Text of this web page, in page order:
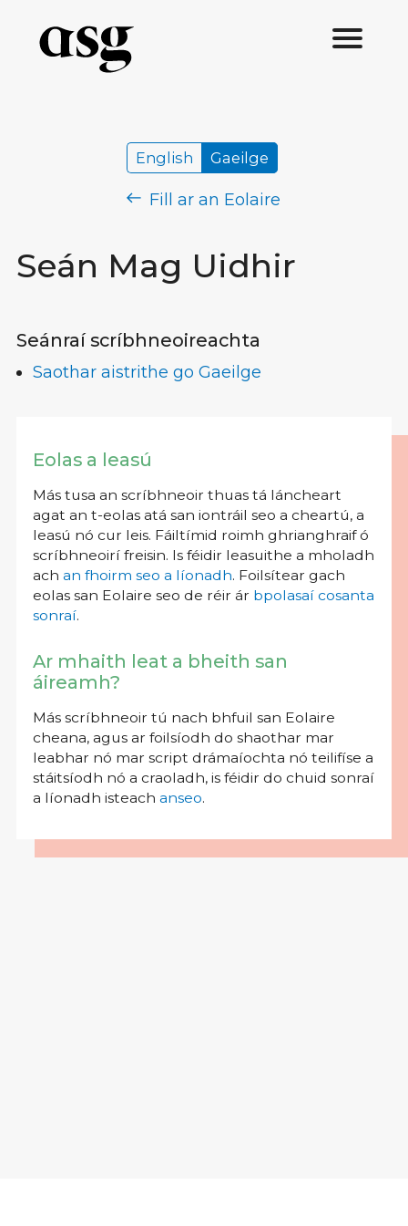
Seán Mag Uidhir
English Gaeilge
Fill ar an Eolaire
Seánraí scríbhneoireachta
Saothar aistrithe go Gaeilge
Eolas a leasú
Más tusa an scríbhneoir thuas tá láncheart
agat an t-eolas atá san iontráil seo a cheartú, a
leasú nó cur leis. Fáiltímid roimh ghrianghraif ó
scríbhneoirí freisin. Is féidir leasuithe a mholadh
ach an fhoirm seo a líonadh. Foilsítear gach
eolas san Eolaire seo de réir ár bpolasaí cosanta
sonraí.
Ar mhaith leat a bheith san
áireamh?
Más scríbhneoir tú nach bhfuil san Eolaire
cheana, agus ar foilsíodh do shaothar mar
leabhar nó mar script drámaíochta nó teilifíse a
stáitsíodh nó a craoladh, is féidir do chuid sonraí
a líonadh isteach anseo.